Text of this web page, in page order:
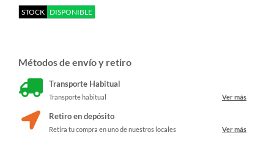
STOCK DISPONIBLE
Métodos de envío y retiro
Transporte Habitual
Transporte habitual Ver más
Retiro en depósito
Retira tu compra en uno de nuestros locales Ver más